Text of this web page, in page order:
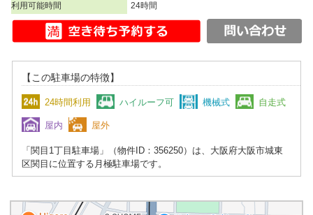
利用可能時間
24時間
【この駐車場の特徴】
24時間利用 ハイルーフ可 機械式 自走式
屋内 屋外
「関目1丁目駐車場」（物件ID：356250）は、大阪府大阪市城東
区関目に位置する月極駐車場です。